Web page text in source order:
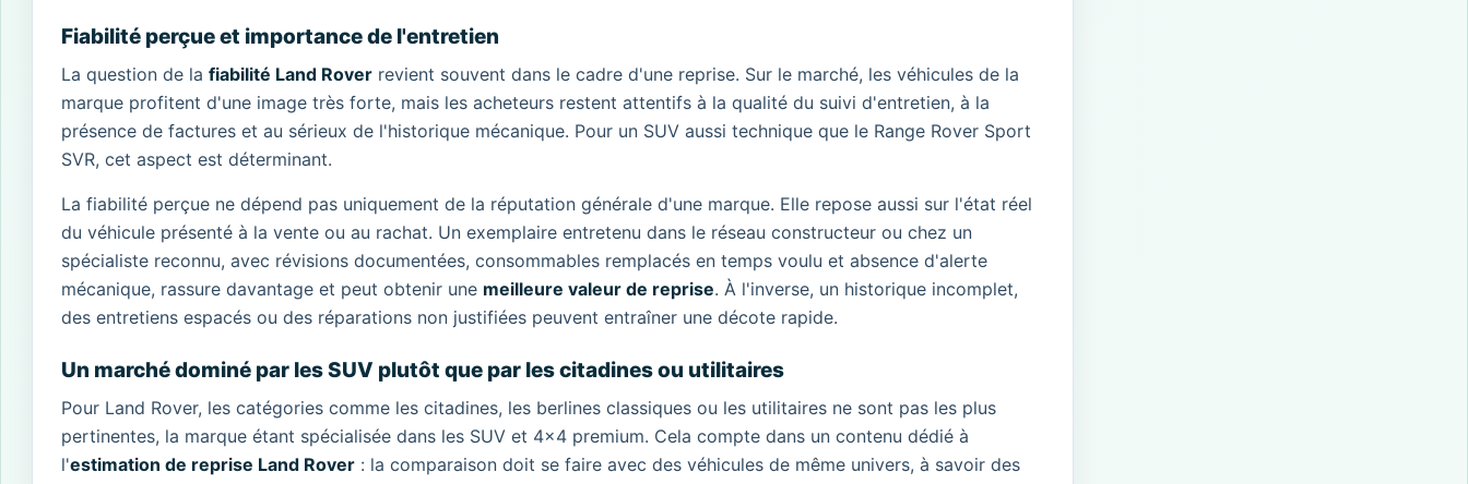
Fiabilité perçue et importance de l'entretien
La question de la fiabilité Land Rover revient souvent dans le cadre d'une reprise. Sur le marché, les véhicules de la
marque profitent d'une image très forte, mais les acheteurs restent attentifs à la qualité du suivi d'entretien, à la
présence de factures et au sérieux de l'historique mécanique. Pour un SUV aussi technique que le Range Rover Sport
SVR, cet aspect est déterminant.
La fiabilité perçue ne dépend pas uniquement de la réputation générale d'une marque. Elle repose aussi sur l'état réel
du véhicule présenté à la vente ou au rachat. Un exemplaire entretenu dans le réseau constructeur ou chez un
spécialiste reconnu, avec révisions documentées, consommables remplacés en temps voulu et absence d'alerte
mécanique, rassure davantage et peut obtenir une meilleure valeur de reprise. À l'inverse, un historique incomplet,
des entretiens espacés ou des réparations non justifiées peuvent entraîner une décote rapide.
Un marché dominé par les SUV plutôt que par les citadines ou utilitaires
Pour Land Rover, les catégories comme les citadines, les berlines classiques ou les utilitaires ne sont pas les plus
pertinentes, la marque étant spécialisée dans les SUV et 4x4 premium. Cela compte dans un contenu dédié à
l'estimation de reprise Land Rover : la comparaison doit se faire avec des véhicules de même univers, à savoir des